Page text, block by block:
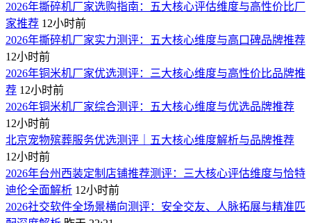
2026年撕碎机厂家选购指南：五大核心评估维度与高性价比厂
家推荐 12小时前
2026年撕碎机厂家实力测评：五大核心维度与高口碑品牌推荐
12小时前
2026年铜米机厂家优选测评：三大核心维度与高性价比品牌推
荐 12小时前
2026年铜米机厂家综合测评：五大核心维度与优选品牌推荐
12小时前
北京宠物殡葬服务优选测评｜五大核心维度解析与品牌推荐
12小时前
2026年台州西装定制店铺推荐测评：三大核心评估维度与恰特
迪伦全面解析 12小时前
2026社交软件全场景横向测评：安全交友、人脉拓展与精准匹